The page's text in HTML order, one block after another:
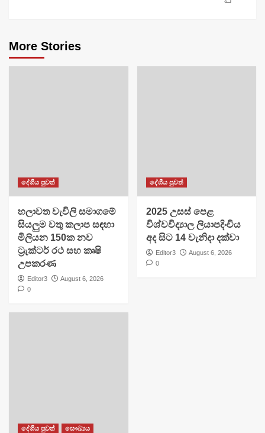
More Stories
දේශීය පුවත්
හලාවත වැවිලි සමාගමේ
සියලුම වතු කලාප සඳහා
මිලියන 150ක නව
ට්‍රැක්ටර් රථ සහ කෘෂි
උපකරණ
Editor3
August 6, 2026
0
දේශීය පුවත්
​2025 උසස් පෙළ
විශ්වවිද්‍යාල ලියාපදිංචිය
අද සිට 14 වැනිදා දක්වා
Editor3
August 6, 2026
0
දේශීය පුවත් සෞඛ්‍යය